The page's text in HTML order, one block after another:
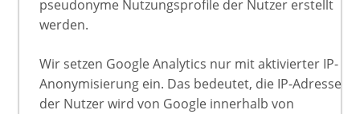
pseudonyme Nutzungsprofile der Nutzer erstellt
werden.
Wir setzen Google Analytics nur mit aktivierter IP-
Anonymisierung ein. Das bedeutet, die IP-Adresse
der Nutzer wird von Google innerhalb von